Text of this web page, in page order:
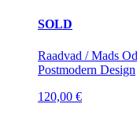
SOLD
Raadvad / Mads
Postmodern Design
120,00 €